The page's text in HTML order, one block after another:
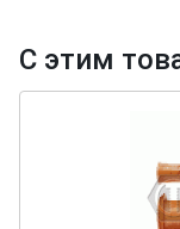
С этим